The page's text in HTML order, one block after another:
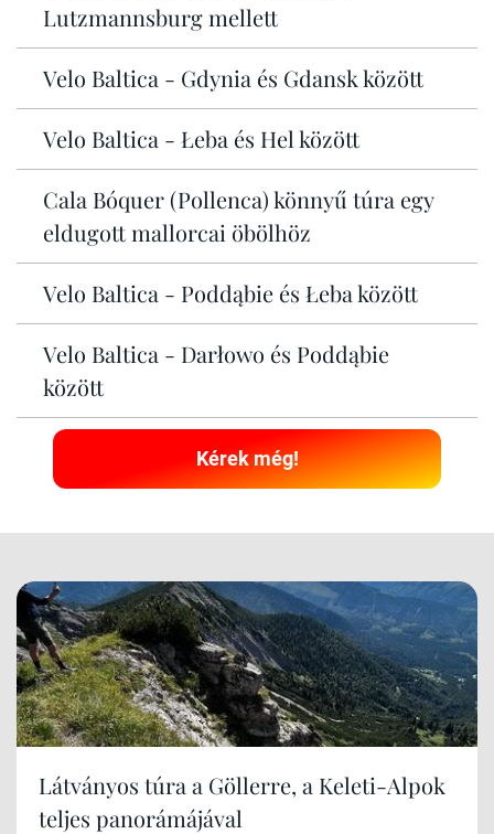
Lutzmannsburg mellett
Velo Baltica - Gdynia és Gdansk között
Velo Baltica - Łeba és Hel között
Cala Bóquer (Pollenca) könnyű túra egy
eldugott mallorcai öbölhöz
Velo Baltica - Poddąbie és Łeba között
Velo Baltica - Darłowo és Poddąbie
között
Kérek még!
Látványos túra a Göllerre, a Keleti-Alpok
teljes panorámájával